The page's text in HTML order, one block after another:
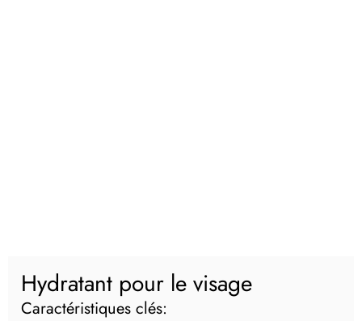
Hydratant pour le visage
Caractéristiques clés: